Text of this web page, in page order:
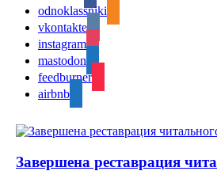
odnoklassniki
vkontakte
instagram
mastodon
feedburner
airbnb
Завершена реставрация